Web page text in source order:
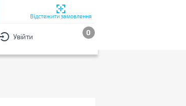
Відстежити замовлення
Увійти 0
За популярністю